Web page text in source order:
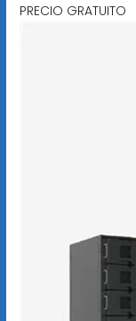
PRECIO GRATUITO